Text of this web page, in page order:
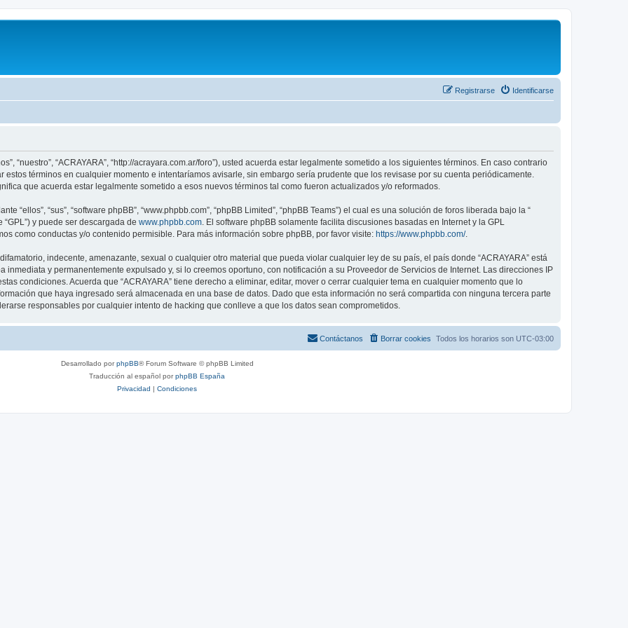
Identificarse
Registrarse
“nuestro”, “ACRAYARA”, “http://acrayara.com.ar/foro”), usted acuerda estar legalmente sometido a los siguientes términos. En caso contrario
estos términos en cualquier momento e intentaríamos avisarle, sin embargo sería prudente que los revisase por su cuenta periódicamente.
que acuerda estar legalmente sometido a esos nuevos términos tal como fueron actualizados y/o reformados.
“ellos”, “sus”, “software phpBB”, “www.phpbb.com”, “phpBB Limited”, “phpBB Teams”) el cual es una solución de foros liberada bajo la “
“GPL”) y puede ser descargada de www.phpbb.com . El software phpBB solamente facilita discusiones basadas en Internet y la GPL
como conductas y/o contenido permisible. Para más información sobre phpBB, por favor visite: https://www.phpbb.com/.
indecente, amenazante, sexual o cualquier otro material que pueda violar cualquier ley de su país, el país donde “ACRAYARA” está
y permanentemente expulsado y, si lo creemos oportuno, con notificación a su Proveedor de Servicios de Internet. Las direcciones IP
condiciones. Acuerda que “ACRAYARA” tiene derecho a eliminar, editar, mover o cerrar cualquier tema en cualquier momento que lo
que haya ingresado será almacenada en una base de datos. Dado que esta información no será compartida con ninguna tercera parte
responsables por cualquier intento de hacking que conlleve a que los datos sean comprometidos.
Todos los horarios son UTC-03:00
Borrar cookies
Contáctanos
Desarrollado porphpBB® Forum Software © phpBB Limited
Traducción al español porphpBB España
Privacidad | Condiciones